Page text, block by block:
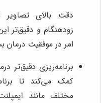
دقت بالای
زودهنگام و دقیق‌تر
امر در موفقیت درمان
برنامه‌ریزی دقیق‌تر
کمک می‌کند تا
مختلف مانند